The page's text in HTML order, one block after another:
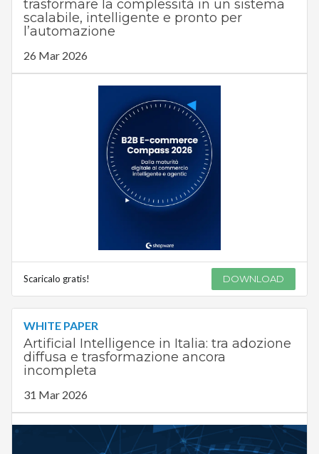
trasformare la complessità in un sistema
scalabile, intelligente e pronto per
l’automazione
26 Mar 2026
Scaricalo gratis! DOWNLOAD
WHITE PAPER
Artificial Intelligence in Italia: tra adozione
diffusa e trasformazione ancora
incompleta
31 Mar 2026